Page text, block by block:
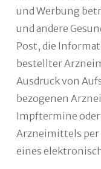
und Werbung
und andere
Post, die
bestellter
Ausdruck von
bezogenen
Impftermine
Arzneimittels per
eines